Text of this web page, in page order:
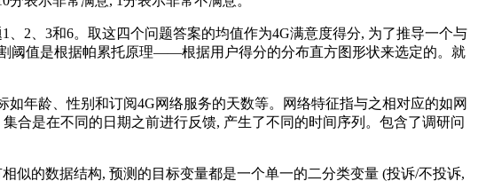
2、3和6。取这四个问题答案的均值作为4G满意度得分, 为了推导一个与
阈值是根据帕累托原理——根据用户得分的分布直方图形状来选定的。就
年龄、性别和订阅4G网络服务的天数等。网络特征指与之相对应的如网
合是在不同的日期之前进行反馈, 产生了不同的时间序列。包含了调研问
似的数据结构, 预测的目标变量都是一个单一的二分类变量 (投诉/不投诉,